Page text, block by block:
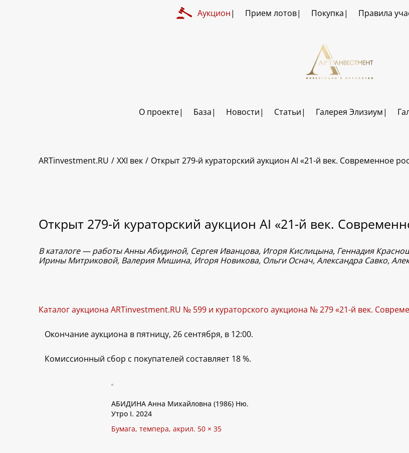
Аукцион Прием лотов Покупка Правила
О проекте База Новости Статьи Галерея Элизиум
ARTinvestment.RU XXI век Открыт 279-й кураторский аукцион AI «21-й век. Современное
Открыт 279-й кураторский аукцион AI «21-й век.
В каталоге — работы Анны Абидиной, Сергея Иванцова, Игоря Кислицына, Геннадия
Ирины Митриковой, Валерия Мишина, Игоря Новикова, Ольги Оснач, Александра Савко,
Каталог аукциона ARTinvestment.RU № 599 и кураторского аукциона № 279 «21-й век.
Окончание аукциона в пятницу, 26 сентября, в 12:00.
Комиссионный сбор с покупателей составляет 18 %.
АБИДИНА Анна Михайловна (1986) Ню.
Утро I. 2024
Бумага, темпера, акрил. 50 × 35